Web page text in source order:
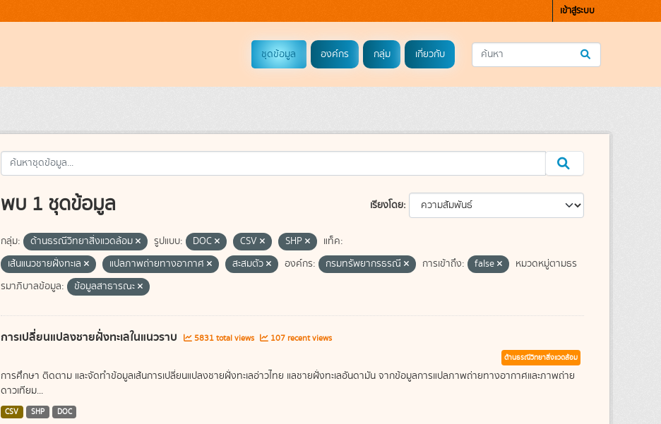
เข้าสู่ระบบ
ชุดข้อมูล องค์กร กลุ่ม เกี่ยวกับ
เรียงโดย
พบ 1 ชุดข้อมูล
กลุ่ม: ด้านธรณีวิทยาสิ่งแวดล้อม รูปแบบ: DOC CSV SHP
แท็ค:
เส้นแนวชายฝั่งทะเล
แปลภาพถ่ายทางอากาศ สะสมตัว องค์กร: กรมทรัพยากรธรณี การเข้าถึง: false
หมวดหมู่ตามธร
รมาภิบาลข้อมูล:
ข้อมูลสาธารณะ
การเปลี่ยนแปลงชายฝั่งทะเลในแนวราบ 5831 total views 107 recent views
ด้านธรณีวิทยาสิ่งแวดล้อม
การศึกษา ติดตาม และจัดทำข้อมูลเส้นการเปลี่ยนแปลงชายฝั่งทะเลอ่าวไทย แลชายฝั่งทะเลอันดามัน จากข้อมูลการแปลภาพถ่ายทางอากาศและภาพถ่าย
ดาวเทียม...
CSV SHP DOC